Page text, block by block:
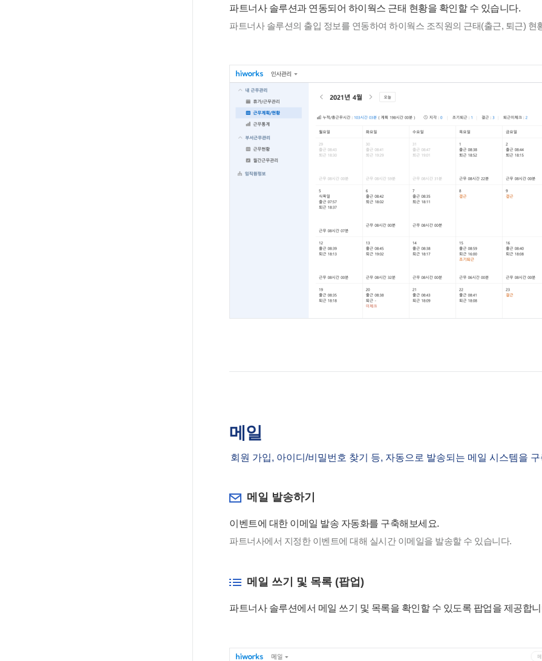
파트너사 솔루션과 연동되어 하이웍스 근태 현황을 확인할 수 있습니다.
파트너사 솔루션의 출입 정보를 연동하여 하이웍스 조직원의 근태(출근, 퇴근) 현
메일
회원 가입, 아이디/비밀번호 찾기 등, 자동으로 발송되는 메일 시스템을
메일 발송하기
이벤트에 대한 이메일 발송 자동화를 구축해보세요.
파트너사에서 지정한 이벤트에 대해 실시간 이메일을 발송할 수 있습니다.
메일 쓰기 및 목록 (팝업)
파트너사 솔루션에서 메일 쓰기 및 목록을 확인할 수 있도록 팝업을 제공합